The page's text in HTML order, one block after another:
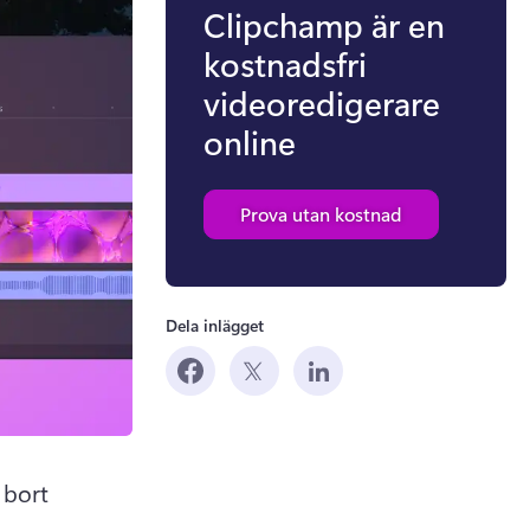
bort
Clipchamp är en
kostnadsfri
videoredigerare
online
Prova utan kostnad
Dela inlägget